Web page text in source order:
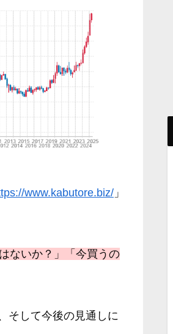
www.kabutore.biz/ 」
ないか？」「今買うの
そして今後の見通しに